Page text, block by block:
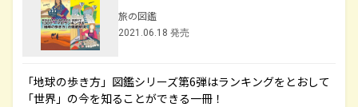
旅の図鑑
2021.06.18 発売
「地球の歩き方」図鑑シリーズ第6弾はランキングをとおして
「世界」の今を知ることができる一冊！